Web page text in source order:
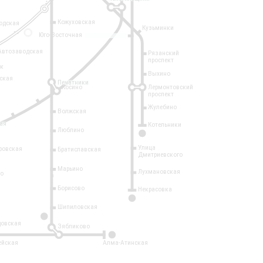
2
14
Кузьминки
Рязанский
проспект
Выхино
Лермонтовский
проспект
Жулебино
Котельники
Кожуховская
Печатники
Волжская
Люблино
Братиславская
Марьино
Борисово
Шипиловская
Зябликово
Алма-Атинская
Улица
Дмитриевского
Лухмановская
Некрасовка
Косино
Юго-Восточная